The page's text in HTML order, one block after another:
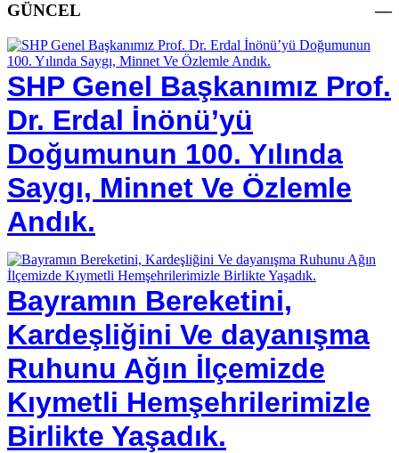
GÜNCEL —
SHP Genel Başkanımız Prof.
Dr. Erdal İnönü’yü
Doğumunun 100. Yılında
Saygı, Minnet Ve Özlemle
Andık.
Bayramın Bereketini,
Kardeşliğini Ve dayanışma
Ruhunu Ağın İlçemizde
Kıymetli Hemşehrilerimizle
Birlikte Yaşadık.